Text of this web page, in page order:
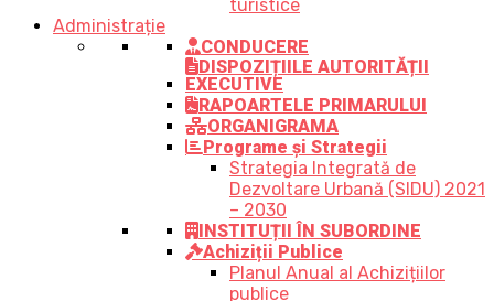
turistice
Administrație
CONDUCERE
DISPOZIȚIILE AUTORITĂȚII
EXECUTIVE
RAPOARTELE PRIMARULUI
ORGANIGRAMA
Programe și Strategii
Strategia Integrată de
Dezvoltare Urbană (SIDU) 2021
– 2030
INSTITUȚII ÎN SUBORDINE
Achiziții Publice
Planul Anual al Achizițiilor
publice